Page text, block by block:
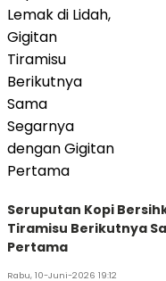
Seruputan Kopi
Tiramisu Berikutnya
Pertama
Rabu, 10-Juni-2026 19:12